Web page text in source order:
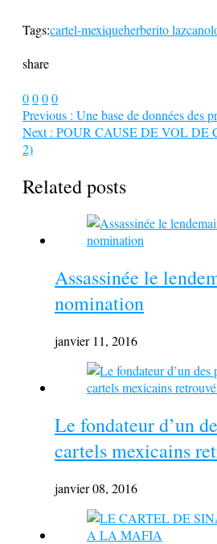
Tags:cartel-mexiqueherberito lazcano
share
0000
Previous : Une base de données des
Next : POUR CAUSE DE VOL DE
2)
Related posts
Assassinée le
nomination
janvier 11, 2016
Le fondateur d’un
cartels mexicains
janvier 08, 2016